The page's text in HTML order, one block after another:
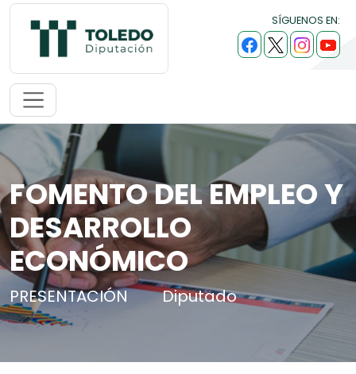
SÍGUENOS EN:
FOMENTO DEL EMPLEO Y
DESARROLLO
ECONÓMICO
PRESENTACIÓN Diputado